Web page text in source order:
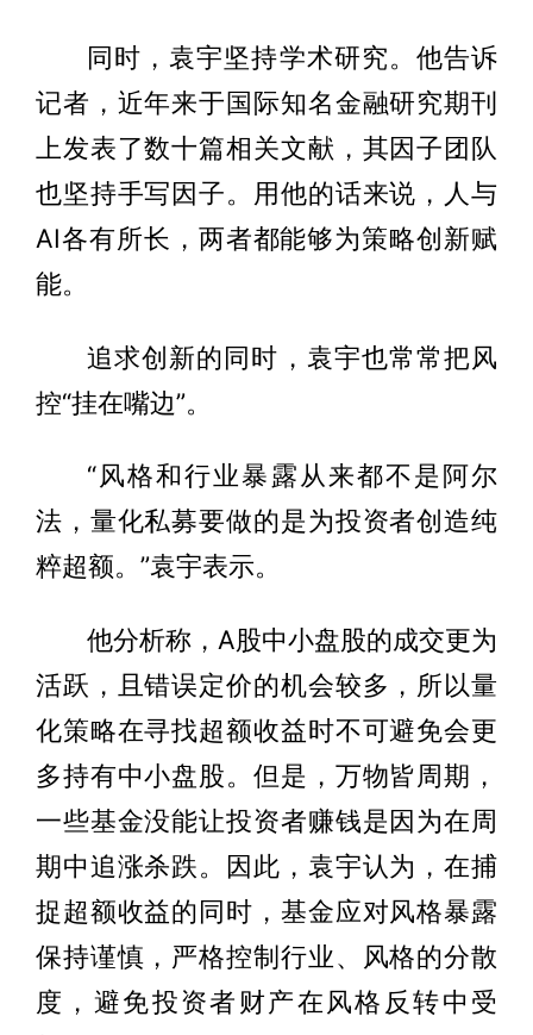
同时，袁宇坚持学术研究。他告诉
记者，近年来于国际知名金融研究期刊
上发表了数十篇相关文献，其因子团队
也坚持手写因子。用他的话来说，人与
AI各有所长，两者都能够为策略创新赋
能。
追求创新的同时，袁宇也常常把风
控“挂在嘴边”。
“风格和行业暴露从来都不是阿尔
法，量化私募要做的是为投资者创造纯
粹超额。”袁宇表示。
他分析称，A股中小盘股的成交更为
活跃，且错误定价的机会较多，所以量
化策略在寻找超额收益时不可避免会更
多持有中小盘股。但是，万物皆周期，
一些基金没能让投资者赚钱是因为在周
期中追涨杀跌。因此，袁宇认为，在捕
捉超额收益的同时，基金应对风格暴露
保持谨慎，严格控制行业、风格的分散
度，避免投资者财产在风格反转中受